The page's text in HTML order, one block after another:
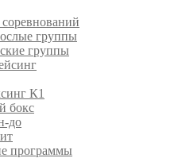
группы
группы
К1
бокс
до
программы